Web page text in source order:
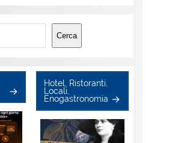
Cerca
Hotel, Ristoranti,
Locali,
Enogastronomia